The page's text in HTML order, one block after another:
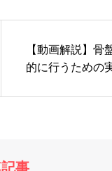
【動画解説】骨
的に行うための
事